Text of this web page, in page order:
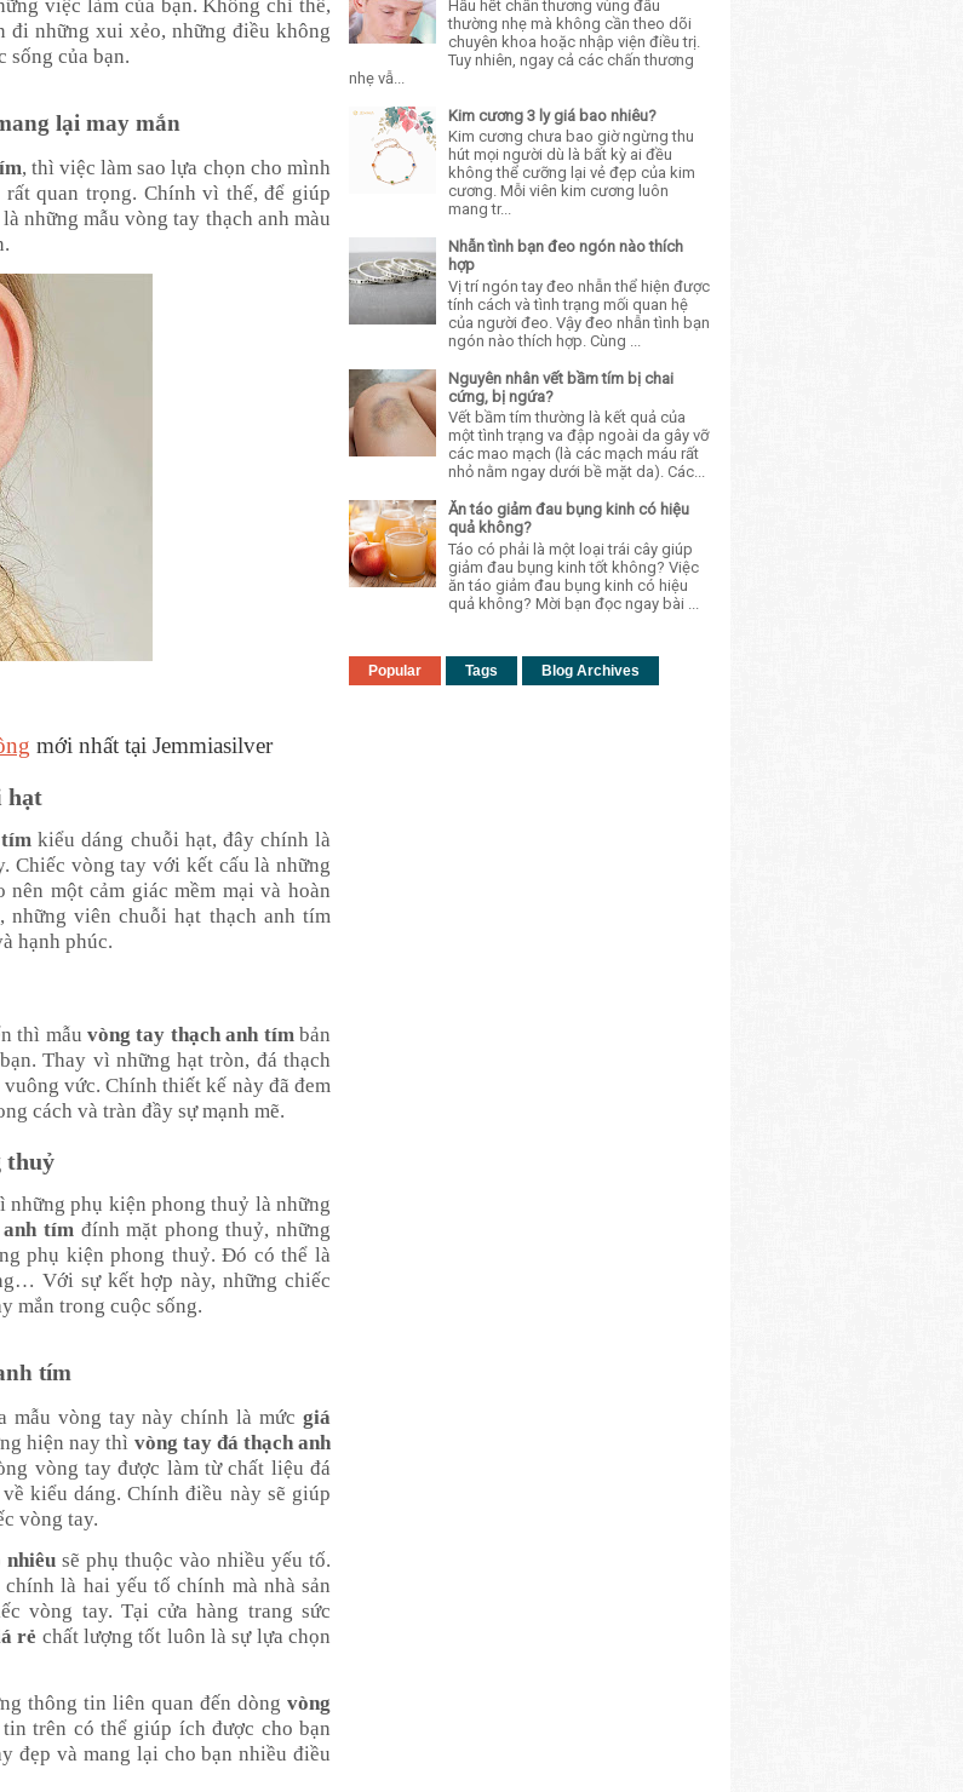
việc làm của bạn. Không chỉ thế,
đi những xui xẻo, những điều không
sống của bạn.
lại may mắn
, thì việc làm sao lựa chọn cho mình
quan trọng. Chính vì thế, để giúp
những mẫu vòng tay thạch anh màu
mới nhất tại Jemmiasilver
hạt
kiểu dáng chuỗi hạt, đây chính là
Chiếc vòng tay với kết cấu là những
một cảm giác mềm mại và hoàn
những viên chuỗi hạt thạch anh tím
hạnh phúc.
thì mẫu vòng tay thạch anh tím bản
Thay vì những hạt tròn, đá thạch
vức. Chính thiết kế này đã đem
cách và tràn đầy sự mạnh mẽ.
thuỷ
phụ kiện phong thuỷ là những
tím đính mặt phong thuỷ, những
phụ kiện phong thuỷ. Đó có thể là
Với sự kết hợp này, những chiếc
mắn trong cuộc sống.
tím
mẫu vòng tay này chính là mức giá
hiện nay thì vòng tay đá thạch anh
vòng tay được làm từ chất liệu đá
kiểu dáng. Chính điều này sẽ giúp
vòng tay.
nhiêu sẽ phụ thuộc vào nhiều yếu tố.
là hai yếu tố chính mà nhà sản
vòng tay. Tại cửa hàng trang sức
rẻ chất lượng tốt luôn là sự lựa chọn
thông tin liên quan đến dòng vòng
trên có thể giúp ích được cho bạn
đẹp và mang lại cho bạn nhiều điều
Hầu hết chấn thương vùng đầu
thường nhẹ mà không cần theo dõi
chuyên khoa hoặc nhập viện điều trị.
Tuy nhiên, ngay cả các chấn thương
nhẹ vẫ...
Kim cương 3 ly giá bao nhiêu?
Kim cương chưa bao giờ ngừng thu
hút mọi người dù là bất kỳ ai đều
không thể cưỡng lại vẻ đẹp của kim
cương. Mỗi viên kim cương luôn
mang tr...
Nhẫn tình bạn đeo ngón nào thích
hợp
Vị trí ngón tay đeo nhẫn thể hiện được
tính cách và tình trạng mối quan hệ
của người đeo. Vậy đeo nhẫn tình bạn
ngón nào thích hợp. Cùng ...
Nguyên nhân vết bầm tím bị chai
cứng, bị ngứa?
Vết bầm tím thường là kết quả của
một tình trạng va đập ngoài da gây vỡ
các mao mạch (là các mạch máu rất
nhỏ nằm ngay dưới bề mặt da). Các...
Ăn táo giảm đau bụng kinh có hiệu
quả không?
Táo có phải là một loại trái cây giúp
giảm đau bụng kinh tốt không? Việc
ăn táo giảm đau bụng kinh có hiệu
quả không? Mời bạn đọc ngay bài ...
Popular Tags Blog Archives